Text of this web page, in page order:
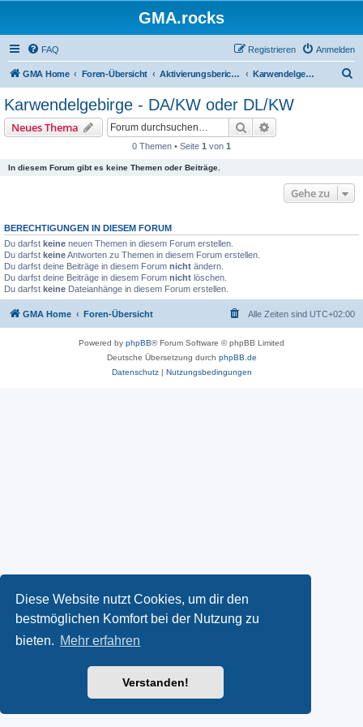
Diese Website nutzt Cookies, um dir den
bestmöglichen Komfort bei der Nutzung zu
bieten. Mehr erfahren
Verstanden!
GMA.rocks
FAQ Anmelden
Registrieren
GMA Home Foren-Übersicht Aktivierungsberichte / Activity Reports Karwendelgebirge - DA/KW oder DL/KW
Karwendelgebirge - DA/KW oder DL/KW
Neues Thema Suche
0 Themen • Seite 1 von 1
In diesem Forum gibt es keine Themen oder Beiträge.
Gehe zu
BERECHTIGUNGEN IN DIESEM FORUM
Du darfst keine neuen Themen in diesem Forum erstellen.
Du darfst keineAntworten zu Themen in diesem Forum erstellen.
Du darfst deine Beiträge in diesem Forum nicht ändern.
Du darfst deine Beiträge in diesem Forum nicht löschen.
Du darfst keine Dateianhänge in diesem Forum erstellen.
GMA Home Foren-Übersicht Alle Zeiten sind UTC+02:00
Powered by phpBB® Forum Software © phpBB Limited
Deutsche Übersetzung durch phpBB.de
Datenschutz| Nutzungsbedingungen